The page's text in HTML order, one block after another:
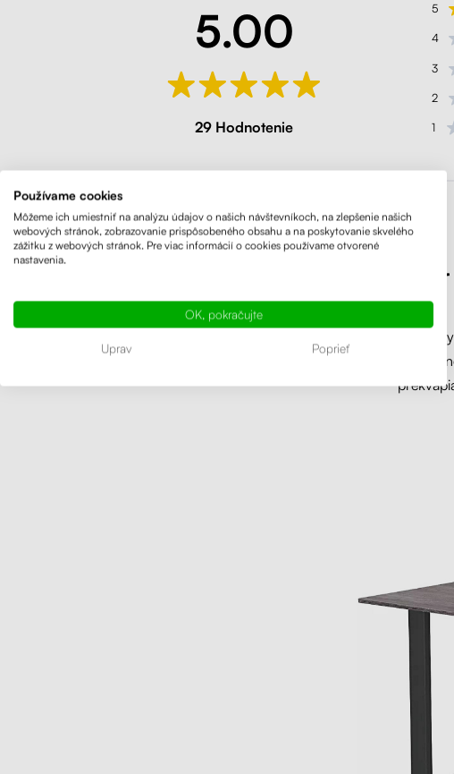
5.00
29 Hodnotenie
5
4
3
2
1
Stolová doska
zaručuje
Používame cookies
Môžeme ich umiestniť na analýzu údajov o našich návštevníkoch, na zlepšenie našich
webových stránok, zobrazovanie prispôsobeného obsahu a na poskytovanie skvelého
zážitku z webových stránok. Pre viac informácií o cookies používame otvorené
nastavenia.
OK, pokračujte
Uprav Poprieť